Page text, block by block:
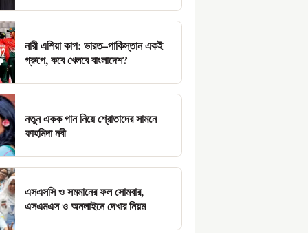
নারী এশিয়া কাপ: ভারত–পাকিস্তান একই
গ্রুপে, কবে খেলবে বাংলাদেশ?
নতুন একক গান নিয়ে শ্রোতাদের সামনে
ফাহমিদা নবী
এসএসসি ও সমমানের ফল সোমবার,
এসএমএস ও অনলাইনে দেখার নিয়ম